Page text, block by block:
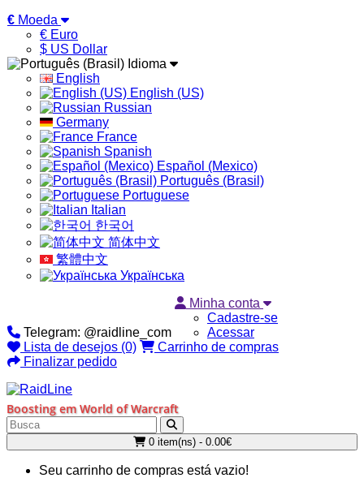
€ Moeda
€ Euro
$ US Dollar
Idioma
English
English (US)
Russian
Germany
France
Spanish
Español (Mexico)
Português (Brasil)
Portuguese
Italian
한국어
简体中文
繁體中文
Українська
Telegram: @raidline_com
Minha conta
Cadastre-se
Acessar
Lista de desejos (0)
Carrinho de compras
Finalizar pedido
Boosting em World of Warcraft
0 item(ns) - 0.00€
Seu carrinho de compras está vazio!